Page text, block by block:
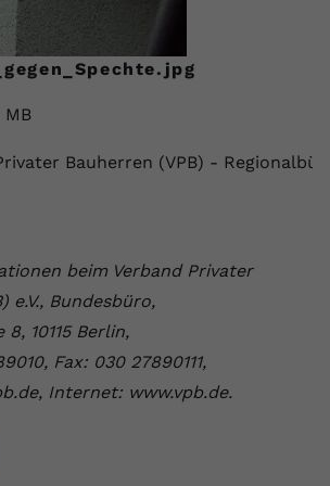
MB
Bauherren (VPB) -
beim Verband Privater
e.V., Bundesbüro,
10115 Berlin,
Fax: 030 27890111,
Internet: www.vpb.de.
youtube.com
Jahre
setzt dieses Cookie über
anonyme statistische Daten.
des Benutzers zu